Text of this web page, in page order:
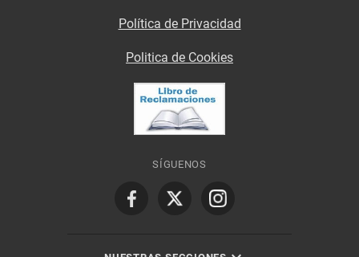
Política de Privacidad
Politica de Cookies
SÍGUENOS